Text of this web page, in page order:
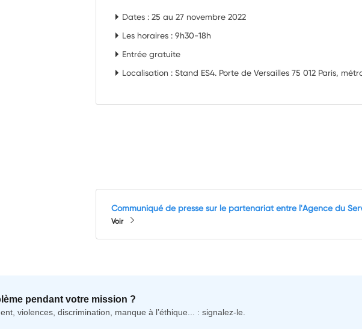
Dates : 25 au 27 novembre 2022
Les horaires : 9h30-18h
Entrée gratuite
Localisation : Stand ES4. Porte de Versailles 75 012 Paris,
Communiqué de presse sur le partenariat entre l'Agence du
Voir
pendant votre mission ?
violences, discrimination, manque à l’éthique... : signalez-le.